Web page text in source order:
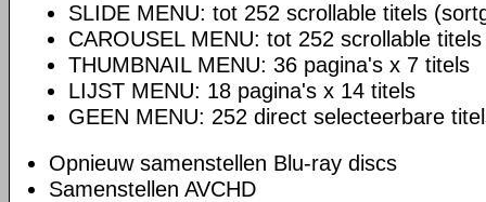
SLIDE MENU: tot 252 scrollable titels
CAROUSEL MENU: tot 252 scrollable titels
THUMBNAIL MENU: 36 pagina's x 7 titels
LIJST MENU: 18 pagina's x 14 titels
GEEN MENU: 252 direct selecteerbare
Opnieuw samenstellen Blu-ray discs
Samenstellen AVCHD